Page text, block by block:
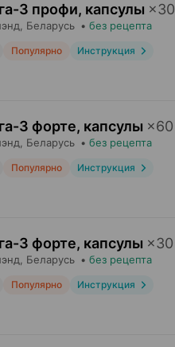
3 профи, капсулы ×30
, Беларусь • без рецепта
Популярно Инструкция
3 форте, капсулы ×60
, Беларусь • без рецепта
Популярно Инструкция
3 форте, капсулы ×30
, Беларусь • без рецепта
Популярно Инструкция